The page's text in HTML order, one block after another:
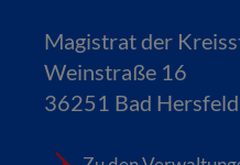
Magistrat der
Weinstraße 16
36251 Bad Hersfeld